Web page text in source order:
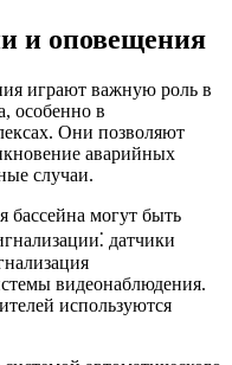
и оповещения
играют важную роль в
особенно в
Они позволяют
аварийных
случаи.
бассейна могут быть
датчики
видеонаблюдения.
используются